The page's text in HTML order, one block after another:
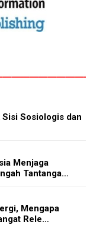
Sosiologis dan
Menjaga
Tantanga…
Mengapa
Rele…